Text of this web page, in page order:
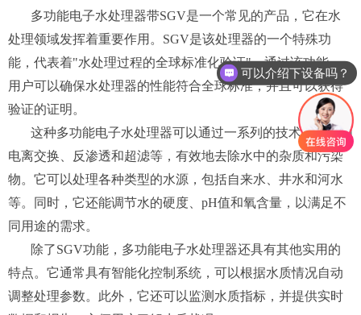
多功能电子水处理器带SGV是一个常见的产品，它在水
处理领域发挥着重要作用。SGV是该处理器的一个特殊功
能，代表着"水处理过程的全球标准化验证"。通过该功能，
用户可以确保水处理器的性能符合全球标准，并且可以获得
验证的证明。
这种多功能电子水处理器可以通过一系列的技术手段，如
电离交换、反渗透和超滤等，有效地去除水中的杂质和污染
物。它可以处理各种类型的水源，包括自来水、井水和河水
等。同时，它还能调节水的硬度、pH值和氧含量，以满足不
同用途的需求。
除了SGV功能，多功能电子水处理器还具有其他实用的
特点。它通常具有智能化控制系统，可以根据水质情况自动
调整处理参数。此外，它还可以监测水质指标，并提供实时
可以介绍下设备吗？